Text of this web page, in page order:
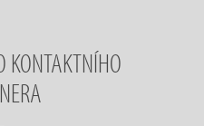
KONTAKTNÍHO